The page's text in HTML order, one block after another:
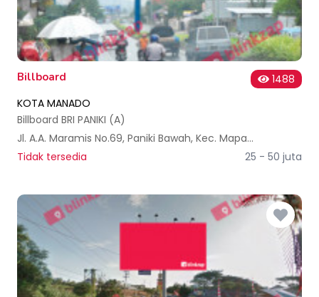
Billboard
1488
KOTA MANADO
Billboard BRI PANIKI (A)
Jl. A.A. Maramis No.69, Paniki Bawah, Kec. Mapanget, Kota Manado, Sulawesi Utara, Indonesia
Tidak tersedia
25 - 50 juta